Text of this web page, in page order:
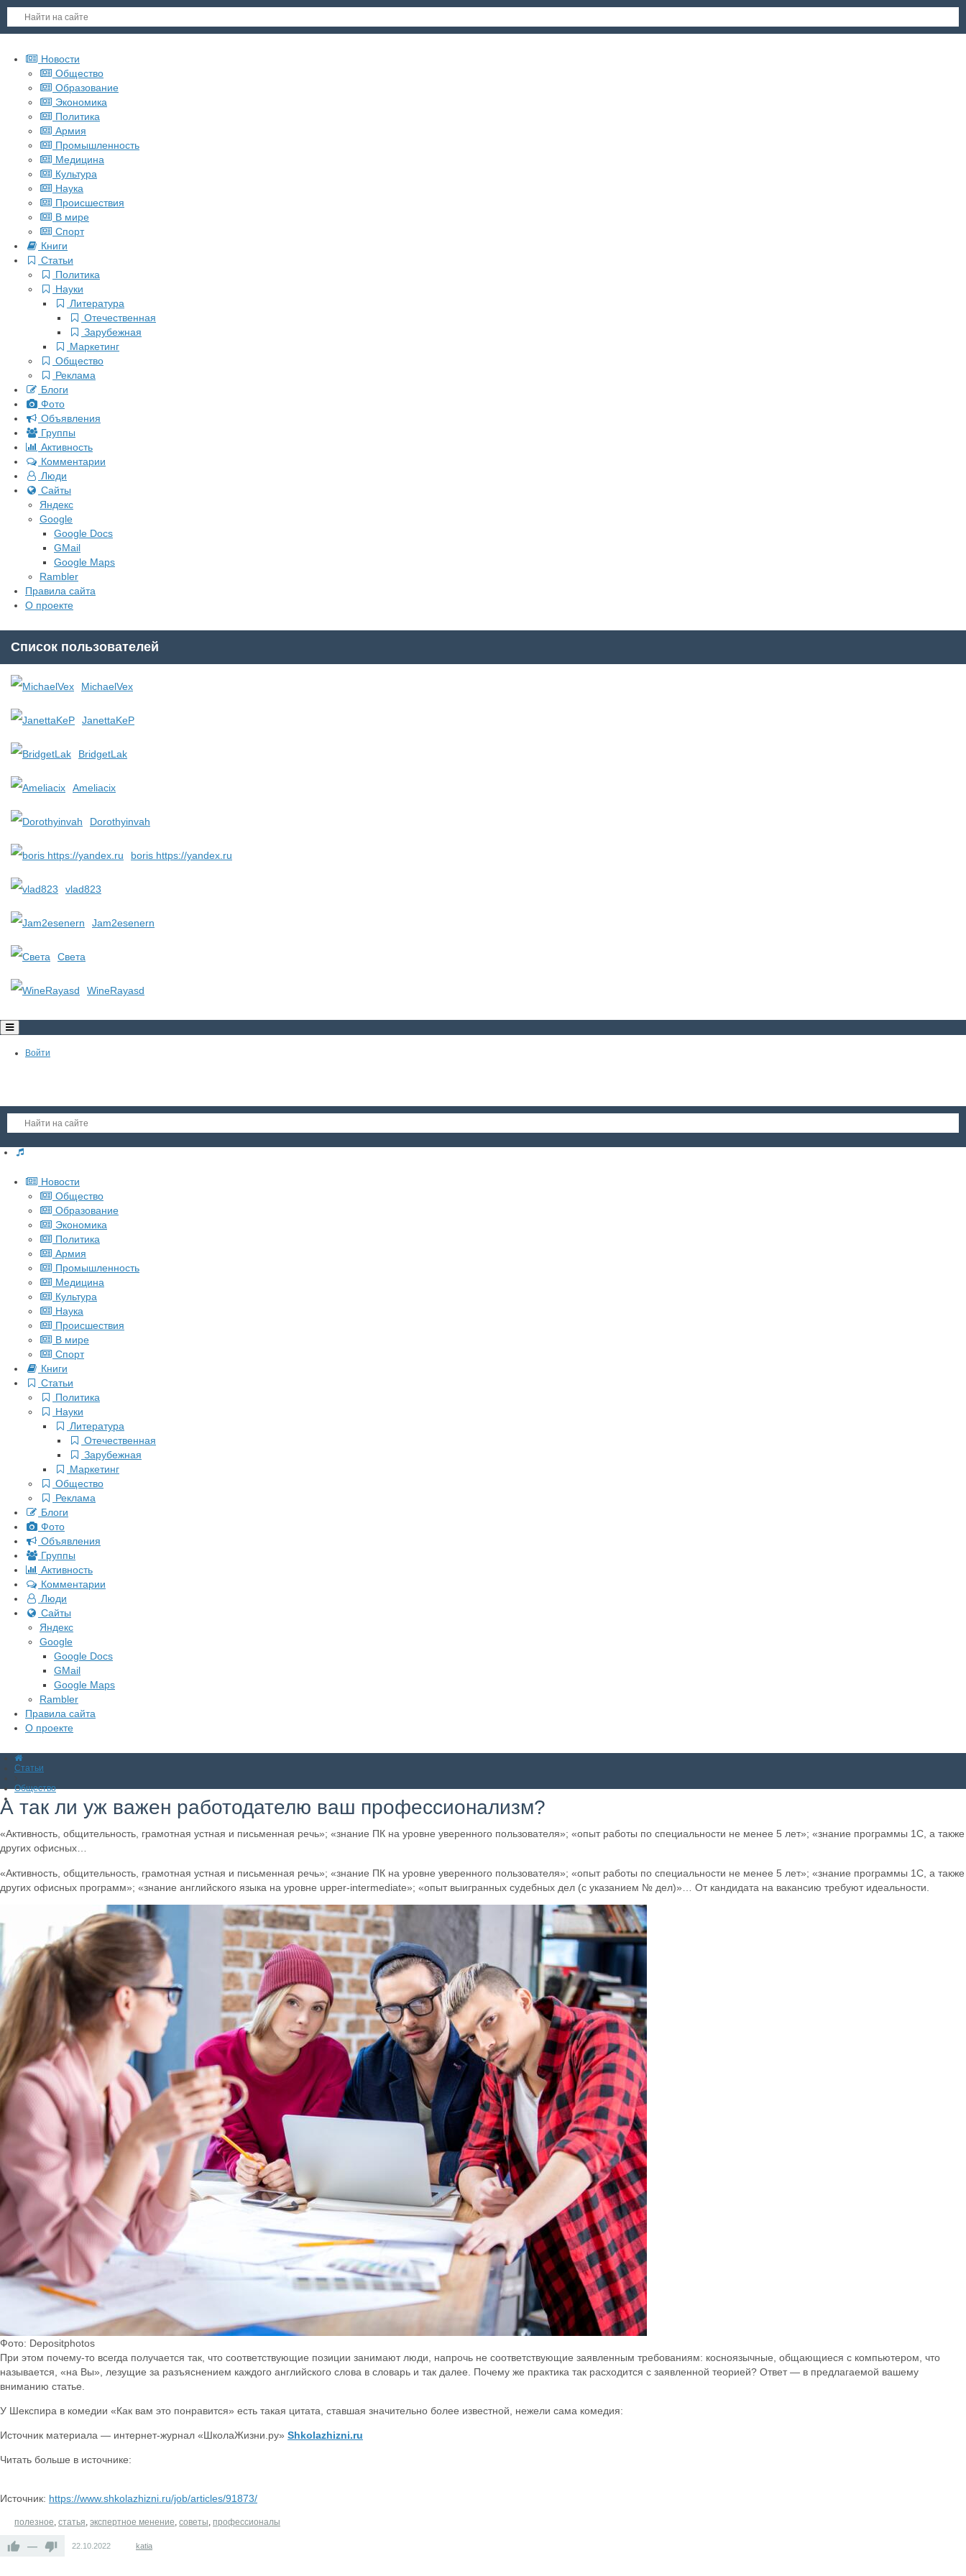
Новости
Общество
Образование
Экономика
Политика
Армия
Промышленность
Медицина
Культура
Наука
Происшествия
В мире
Спорт
Книги
Статьи
Политика
Науки
Литература
Отечественная
Зарубежная
Маркетинг
Общество
Реклама
Блоги
Фото
Объявления
Группы
Активность
Комментарии
Люди
Сайты
Яндекс
Google
Google Docs
GMail
Google Maps
Rambler
Правила сайта
О проекте
Список пользователей
MichaelVex
JanettaKeP
BridgetLak
Ameliacix
Dorothyinvah
boris https://yandex.ru
vlad823
Jam2esenern
Света
WineRayasd
Toggle
navigation
Войти
Гость
Войти
Регистрация
Новости
Общество
Образование
Экономика
Политика
Армия
Промышленность
Медицина
Культура
Наука
Происшествия
В мире
Спорт
Книги
Статьи
Политика
Науки
Литература
Отечественная
Зарубежная
Маркетинг
Общество
Реклама
Блоги
Фото
Объявления
Группы
Активность
Комментарии
Люди
Сайты
Яндекс
Google
Google Docs
GMail
Google Maps
Rambler
Правила сайта
О проекте
Статьи
Общество
А так ли уж важен работодателю ваш профессионализм?
«Активность, общительность, грамотная устная и письменная речь»; «знание ПК на уровне уверенного пользователя»; «опыт работы по специальности не менее 5 лет»; «знание программы 1С, а также
других офисных…
«Активность, общительность, грамотная устная и письменная речь»; «знание ПК на уровне уверенного пользователя»; «опыт работы по специальности не менее 5 лет»; «знание программы 1С, а также
других офисных программ»; «знание английского языка на уровне upper-intermediate»; «опыт выигранных судебных дел (с указанием № дел)»… От кандидата на вакансию требуют идеальности.
Фото: Depositphotos
При этом почему-то всегда получается так, что соответствующие позиции занимают люди, напрочь не соответствующие заявленным требованиям: косноязычные, общающиеся с компьютером, что
называется, «на Вы», лезущие за разъяснением каждого английского слова в словарь и так далее. Почему же практика так расходится с заявленной теорией? Ответ — в предлагаемой вашему
вниманию статье.
У Шекспира в комедии «Как вам это понравится» есть такая цитата, ставшая значительно более известной, нежели сама комедия:
Источник материала — интернет-журнал «ШколаЖизни.ру» Shkolazhizni.ru
Читать больше в источнике:
Источник: https://www.shkolazhizni.ru/job/articles/91873/
полезное, статья, экспертное менение, советы, профессионалы
— 22.10.2022 katia